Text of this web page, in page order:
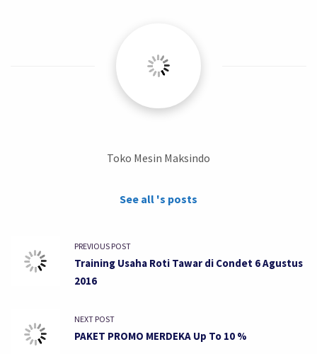
Toko Mesin Maksindo
See all 's posts
PREVIOUS POST
Training Usaha Roti Tawar di Condet 6 Agustus
2016
NEXT POST
PAKET PROMO MERDEKA Up To 10 %